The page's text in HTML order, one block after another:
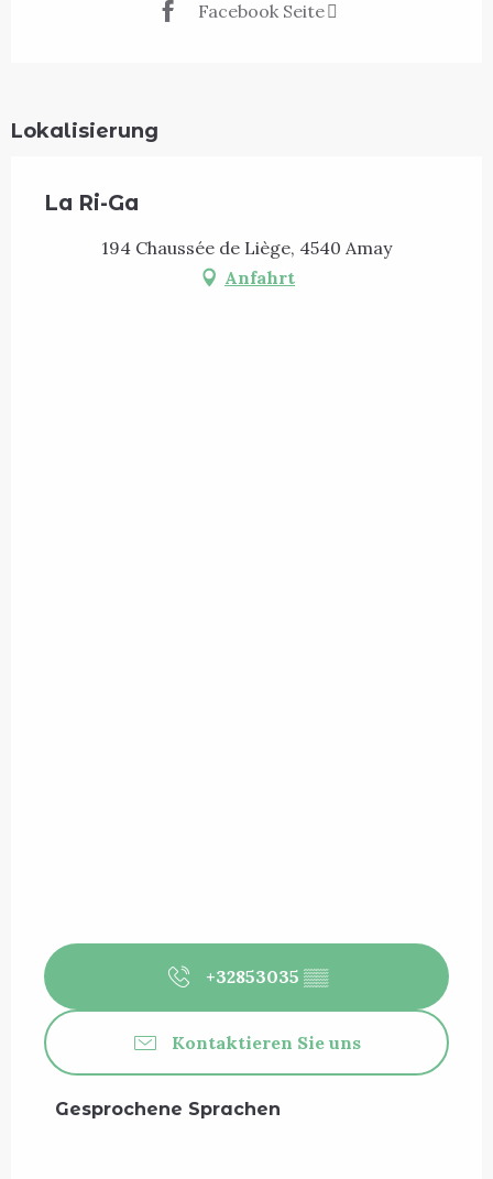
Facebook Seite
Lokalisierung
La Ri-Ga
194 Chaussée de Liège, 4540 Amay
Anfahrt
+32853035 ▒▒
Kontaktieren Sie uns
Gesprochene Sprachen
Gesprochene Sprachen